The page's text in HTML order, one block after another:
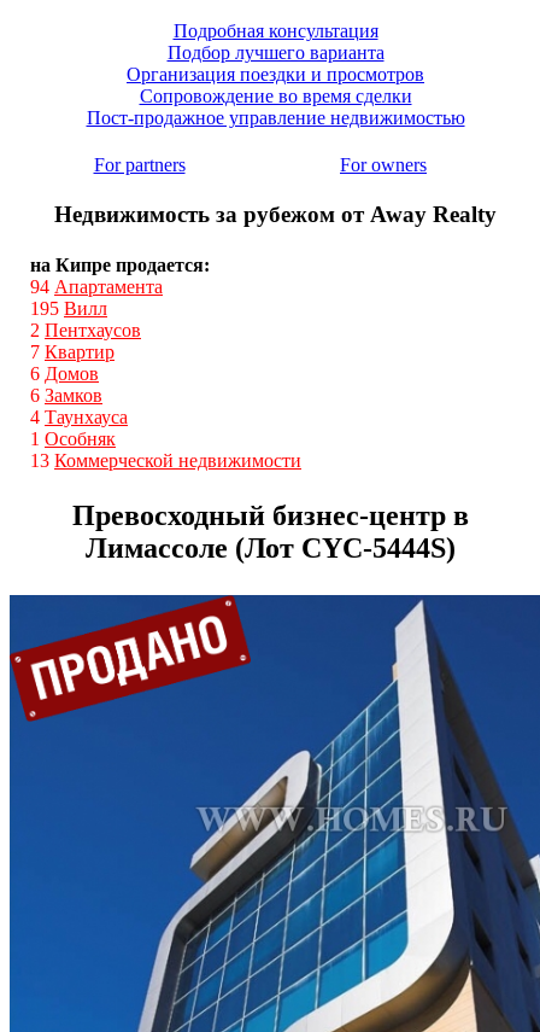
Подробная консультация
Подбор лучшего варианта
Организация поездки и просмотров
Сопровождение во время сделки
Пост-продажное управление недвижимостью
For partners For owners
Недвижимость за рубежом от Away Realty
на Кипре продается:
94 Апартамента
195 Вилл
2 Пентхаусов
7 Квартир
6 Домов
6 Замков
4 Таунхауса
1 Особняк
13 Коммерческой недвижимости
Превосходный бизнес-центр в
Лимассоле (Лот CYС-5444S)